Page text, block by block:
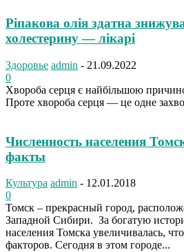
Ріпакова олія здатна
холестерину — лікарі
Здоровье admin - 21.09.2022
0
Хвороба серця є найбільшою
Проте хвороба серця — це одне
Численность населения
факты
Культура admin - 12.01.2018
0
Томск – прекрасный город,
Западной Сибири. За богатую
населения Томска увеличивалась,
факторов. Сегодня в этом городе...